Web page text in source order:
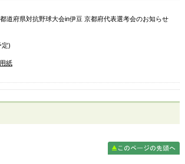
道府県対抗野球大会in伊豆 京都府代表選考会のお知らせ
定)
紙